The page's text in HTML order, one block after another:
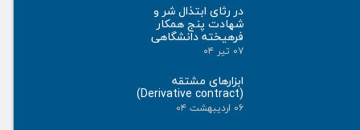
در رثای ابتذال شر و
شهادت پنج همکار
فرهیخته دانشگاهی
۰۷ تیر ۰۴
ابزارهای مشتقه
(Derivative contract)
۰۶ اردیبهشت ۰۴